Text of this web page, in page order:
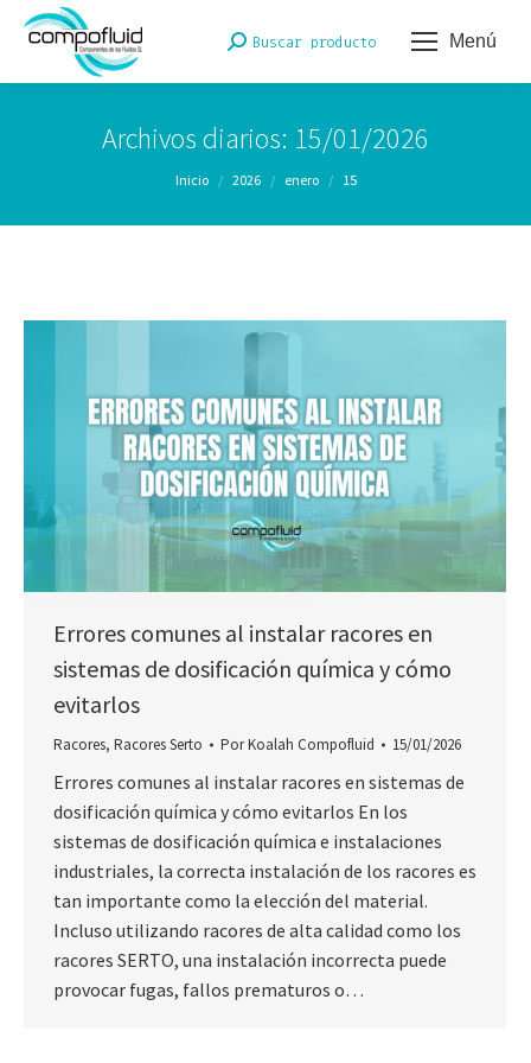
Menú
Buscar:Buscar producto
Archivos diarios: 15/01/2026
Estás aquí:
Inicio 2026 enero 15
Errores comunes al instalar racores en
sistemas de dosificación química y cómo
evitarlos
Racores, Racores Serto PorKoalah Compofluid 15/01/2026
Errores comunes al instalar racores en sistemas de
dosificación química y cómo evitarlos En los
sistemas de dosificación química e instalaciones
industriales, la correcta instalación de los racores es
tan importante como la elección del material.
Incluso utilizando racores de alta calidad como los
racores SERTO, una instalación incorrecta puede
provocar fugas, fallos prematuros o…